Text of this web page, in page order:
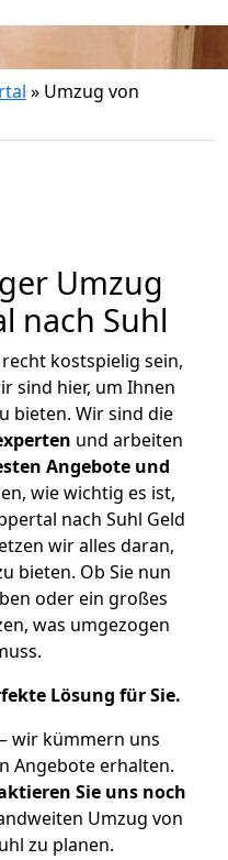
» Umzug von
Umzug
nach Suhl
kostspielig sein,
sind hier, um Ihnen
bieten. Wir sind die
und arbeiten
Angebote und
wie wichtig es ist,
nach Suhl Geld
wir alles daran,
bieten. Ob Sie nun
oder ein großes
was umgezogen
Lösung für Sie.
wir kümmern uns
Angebote erhalten.
Sie uns noch
Umzug von
zu planen.